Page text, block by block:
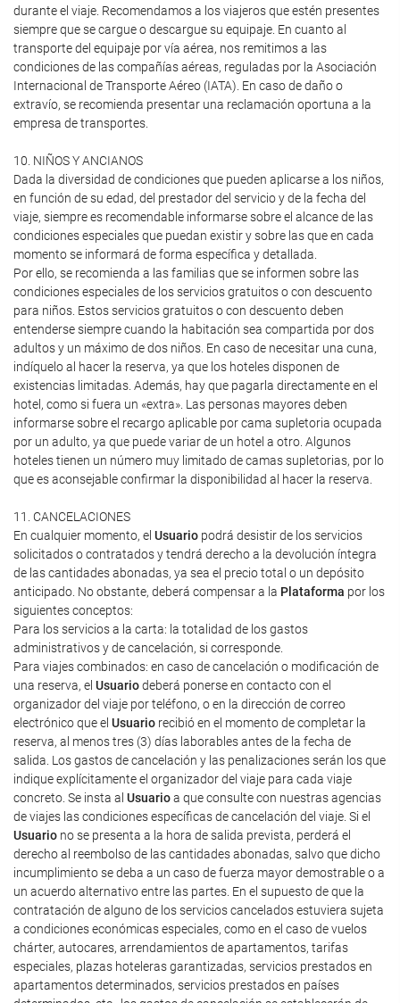
durante el viaje. Recomendamos a los viajeros que estén presentes
siempre que se cargue o descargue su equipaje. En cuanto al
transporte del equipaje por vía aérea, nos remitimos a las
condiciones de las compañías aéreas, reguladas por la Asociación
Internacional de Transporte Aéreo (IATA). En caso de daño o
extravío, se recomienda presentar una reclamación oportuna a la
empresa de transportes.
10. NIÑOS Y ANCIANOS
Dada la diversidad de condiciones que pueden aplicarse a los niños,
en función de su edad, del prestador del servicio y de la fecha del
viaje, siempre es recomendable informarse sobre el alcance de las
condiciones especiales que puedan existir y sobre las que en cada
momento se informará de forma específica y detallada.
Por ello, se recomienda a las familias que se informen sobre las
condiciones especiales de los servicios gratuitos o con descuento
para niños. Estos servicios gratuitos o con descuento deben
entenderse siempre cuando la habitación sea compartida por dos
adultos y un máximo de dos niños. En caso de necesitar una cuna,
indíquelo al hacer la reserva, ya que los hoteles disponen de
existencias limitadas. Además, hay que pagarla directamente en el
hotel, como si fuera un «extra». Las personas mayores deben
informarse sobre el recargo aplicable por cama supletoria ocupada
por un adulto, ya que puede variar de un hotel a otro. Algunos
hoteles tienen un número muy limitado de camas supletorias, por lo
que es aconsejable confirmar la disponibilidad al hacer la reserva.
11. CANCELACIONES
En cualquier momento, el Usuario podrá desistir de los servicios
solicitados o contratados y tendrá derecho a la devolución íntegra
de las cantidades abonadas, ya sea el precio total o un depósito
anticipado. No obstante, deberá compensar a la Plataforma por los
siguientes conceptos:
Para los servicios a la carta: la totalidad de los gastos
administrativos y de cancelación, si corresponde.
Para viajes combinados: en caso de cancelación o modificación de
una reserva, el Usuariodeberá ponerse en contacto con el
organizador del viaje por teléfono, o en la dirección de correo
electrónico que el Usuario recibió en el momento de completar la
reserva, al menos tres (3) días laborables antes de la fecha de
salida. Los gastos de cancelación y las penalizaciones serán los que
indique explícitamente el organizador del viaje para cada viaje
concreto. Se insta al Usuarioa que consulte con nuestras agencias
de viajes las condiciones específicas de cancelación del viaje. Si el
Usuario no se presenta a la hora de salida prevista, perderá el
derecho al reembolso de las cantidades abonadas, salvo que dicho
incumplimiento se deba a un caso de fuerza mayor demostrable o a
un acuerdo alternativo entre las partes. En el supuesto de que la
contratación de alguno de los servicios cancelados estuviera sujeta
a condiciones económicas especiales, como en el caso de vuelos
chárter, autocares, arrendamientos de apartamentos, tarifas
especiales, plazas hoteleras garantizadas, servicios prestados en
apartamentos determinados, servicios prestados en países